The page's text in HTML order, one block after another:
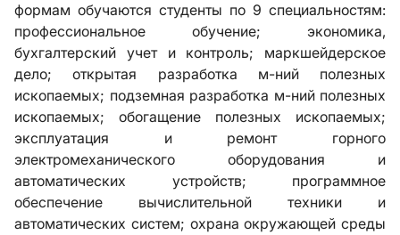
формам обучаются студенты по 9 специальностям:
профессиональное обучение; экономика,
бухгалтерский учет и контроль; маркшейдерское
дело; открытая разработка м-ний полезных
ископаемых; подземная разработка м-ний полезных
ископаемых; обогащение полезных ископаемых;
эксплуатация и ремонт горного
электромеханического оборудования и
автоматических устройств; программное
обеспечение вычислительной техники и
автоматических систем; охрана окружающей среды